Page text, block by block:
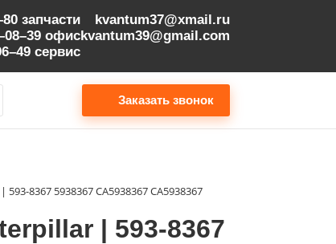
запчасти
офис
сервис
kvantum37@xmail.ru
kvantum39@gmail.com
Заказать звонок
8367 5938367 CA5938367 СА5938367
| 593-8367